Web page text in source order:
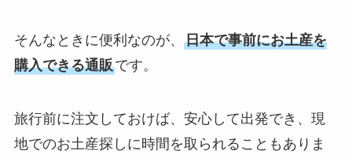
そんなときに便利なのが、 日本で事前にお土産を
購入できる通販です。
旅行前に注文しておけば、安心して出発でき、現
地でのお土産探しに時間を取られることもありま